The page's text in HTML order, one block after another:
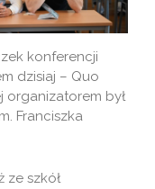
konferencji
dzisiaj – Quo
organizatorem był
Franciszka
ze szkół